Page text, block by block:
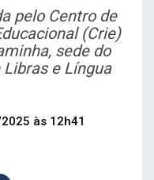
pelo Centro de
(Crie)
sede do
e Língua
às 12h41